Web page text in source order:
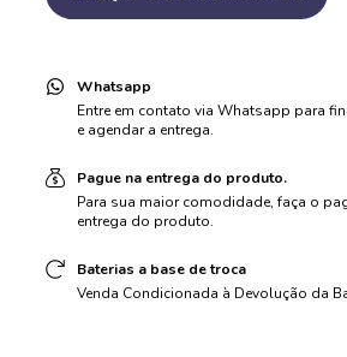
Whatsapp
Entre em contato via Whatsapp para
e agendar a entrega.
Pague na entrega do produto.
Para sua maior comodidade, faça o
entrega do produto.
Baterias a base de troca
Venda Condicionada à Devolução da